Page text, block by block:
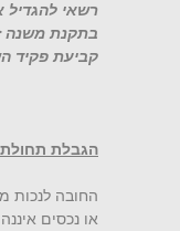
רשאי להגדיל
בתקנת משנה
קביעת פקיד
הגבלת
החובה לנכות
או נכסים